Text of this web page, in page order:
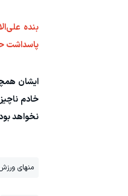
بنده
پاسداشت
ایشان
خادم
نخواهد
منهای